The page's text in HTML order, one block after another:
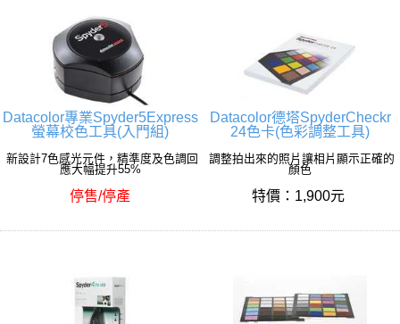
Datacolor專業Spyder5Express
螢幕校色工具(入門組)
新設計7色感光元件，精準度及色調回
應大幅提升55%
停售/停產
Datacolor德塔SpyderCheckr
24色卡(色彩調整工具)
調整拍出來的照片讓相片顯示正確的
顏色
特價：1,900元